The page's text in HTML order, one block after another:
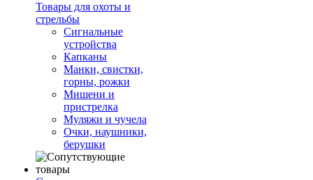
Товары для охоты и
стрельбы
Сигнальные
устройства
Капканы
Манки, свистки,
горны, рожки
Мишени и
пристрелка
Муляжи и чучела
Очки, наушники,
берушки